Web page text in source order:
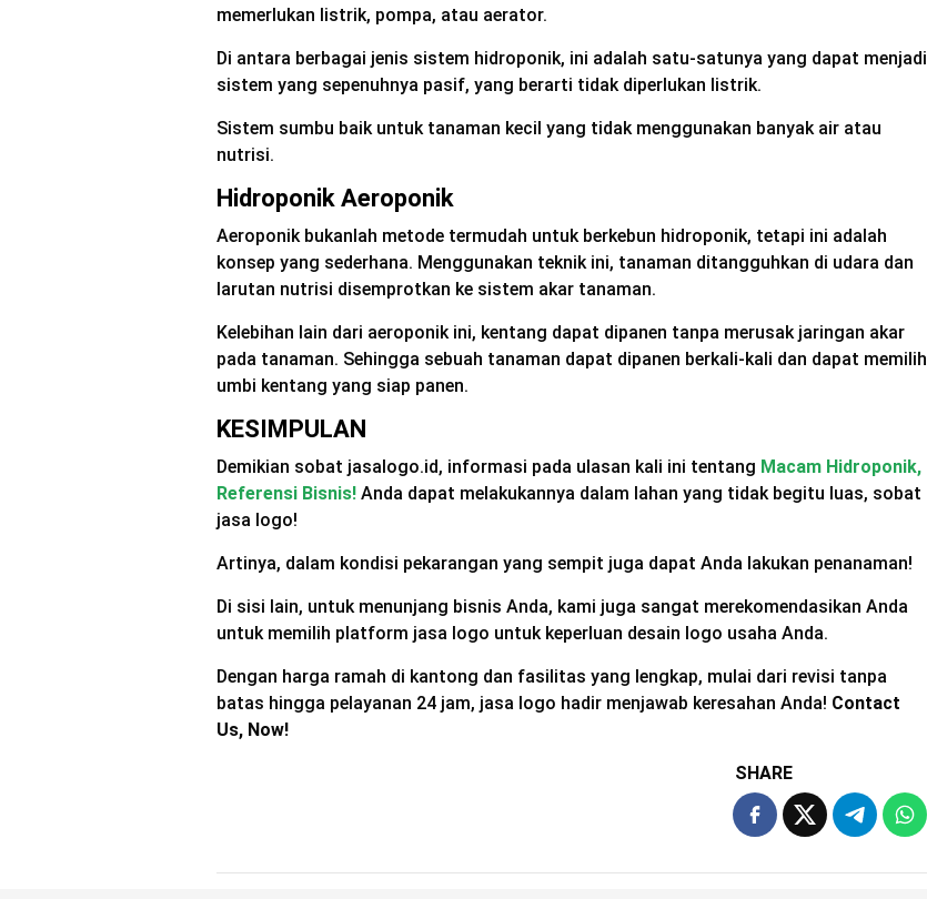
memerlukan listrik, pompa, atau aerator.
Di antara berbagai jenis sistem hidroponik, ini adalah satu-satunya yang dapat menjadi
sistem yang sepenuhnya pasif, yang berarti tidak diperlukan listrik.
Sistem sumbu baik untuk tanaman kecil yang tidak menggunakan banyak air atau
nutrisi.
Hidroponik Aeroponik
Aeroponik bukanlah metode termudah untuk berkebun hidroponik, tetapi ini adalah
konsep yang sederhana. Menggunakan teknik ini, tanaman ditangguhkan di udara dan
larutan nutrisi disemprotkan ke sistem akar tanaman.
Kelebihan lain dari aeroponik ini, kentang dapat dipanen tanpa merusak jaringan akar
pada tanaman. Sehingga sebuah tanaman dapat dipanen berkali-kali dan dapat memilih
umbi kentang yang siap panen.
KESIMPULAN
Demikian sobat jasalogo.id, informasi pada ulasan kali ini tentang Macam Hidroponik,
Referensi Bisnis! Anda dapat melakukannya dalam lahan yang tidak begitu luas, sobat
jasa logo!
Artinya, dalam kondisi pekarangan yang sempit juga dapat Anda lakukan penanaman!
Di sisi lain, untuk menunjang bisnis Anda, kami juga sangat merekomendasikan Anda
untuk memilih platform jasa logo untuk keperluan desain logo usaha Anda.
Dengan harga ramah di kantong dan fasilitas yang lengkap, mulai dari revisi tanpa
batas hingga pelayanan 24 jam, jasa logo hadir menjawab keresahan Anda! Contact
Us, Now!
SHARE